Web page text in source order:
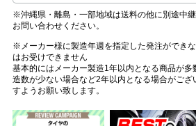
※沖縄県・離島・一部地域は送料の他に別途中
お問い合わせください。
※メーカー様に製造年週を指定した発注ができ
はお受けできません
基本的にはメーカー製造1年以内となる商品が
造数が少ない場合など2年以内となる場合がござ
すようお願い致します。